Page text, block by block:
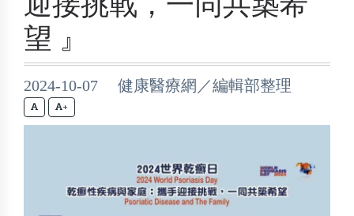
望 』
2024-10-07 健康醫療網／編輯部整理
+